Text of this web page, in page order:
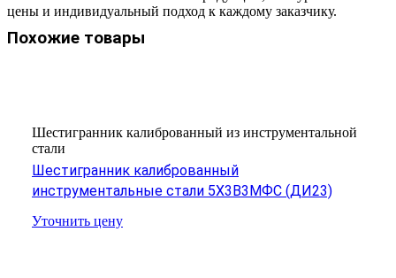
цены и индивидуальный подход к каждому заказчику.
Похожие товары
Шестигранник калиброванный из инструментальной
стали
Шестигранник калиброванный
инструментальные стали 5Х3В3МФС (ДИ23)
Уточнить цену